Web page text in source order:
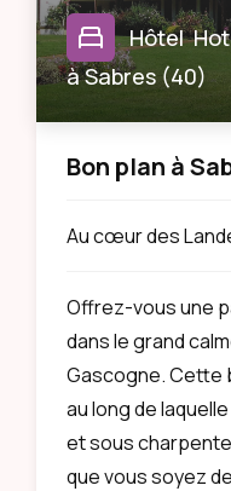
Hôtel
àSabres (40)
Bon plan à
Au cœur des
Offrez-vous une
dans le grand
Gascogne. Cette
au long de
et sous
que vous soyez